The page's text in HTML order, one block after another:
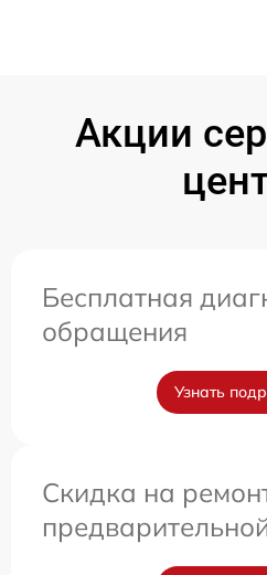
Акции
Бесплатная
обращения
Узнать
Скидка на